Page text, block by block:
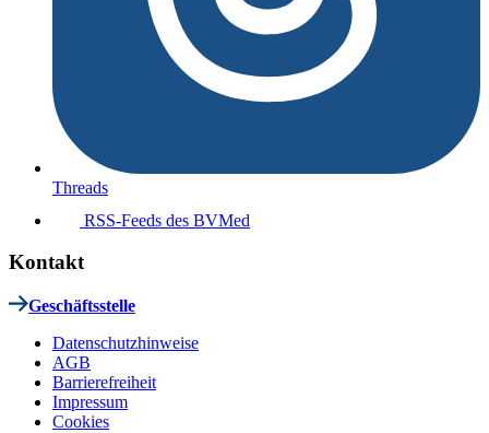
Threads
RSS-Feeds des BVMed
Kontakt
Geschäftsstelle
Datenschutzhinweise
AGB
Barrierefreiheit
Impressum
Cookies